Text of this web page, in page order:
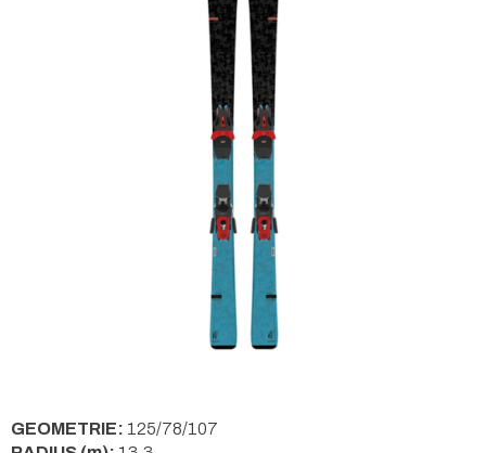
GEOMETRIE: 125/78/107